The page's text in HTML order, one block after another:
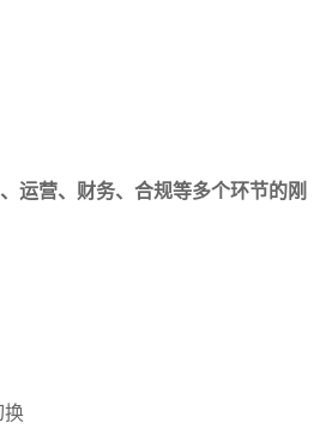
运营、财务、合规等多个环节的刚
换